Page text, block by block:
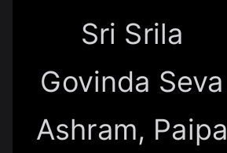
Sri Srila
Govinda Seva
Ashram, Paipa